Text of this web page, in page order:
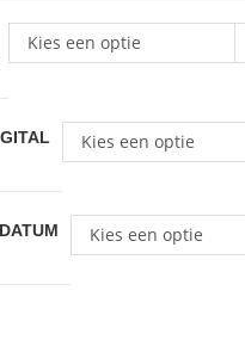
Kies een optie
Kies een optie
Kies een optie